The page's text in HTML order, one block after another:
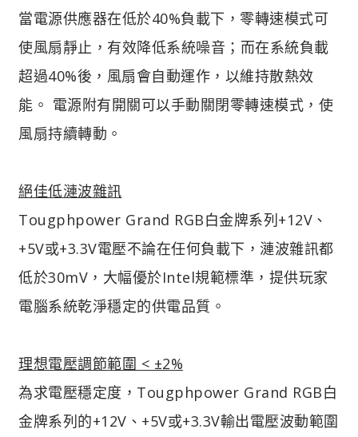
當電源供應器在低於40%負載下，零轉速模式可
使風扇靜止，有效降低系統噪音；而在系統負載
超過40%後，風扇會自動運作，以維持散熱效
能。 電源附有開關可以手動關閉零轉速模式，使
風扇持續轉動。
絕佳低漣波雜訊
Tougphpower Grand RGB白金牌系列+12V、
+5V或+3.3V電壓不論在任何負載下，漣波雜訊都
低於30mV，大幅優於Intel規範標準，提供玩家
電腦系統乾淨穩定的供電品質。
理想電壓調節範圍 < ±2%
為求電壓穩定度，Tougphpower Grand RGB白
金牌系列的+12V、+5V或+3.3V輸出電壓波動範圍